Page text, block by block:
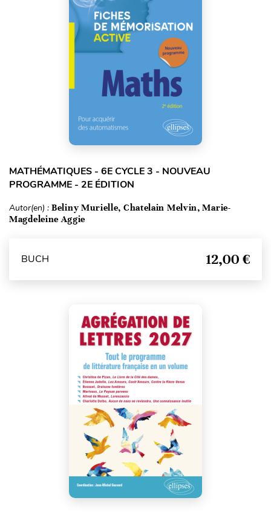
MATHÉMATIQUES - 6E CYCLE 3 - NOUVEAU
PROGRAMME - 2E ÉDITION
Autor(en) : Beliny Murielle, Chatelain Melvin, Marie-
Magdeleine Aggie
BUCH 12,00 €